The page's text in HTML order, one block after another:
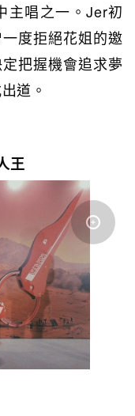
主唱之一。Jer初
度拒絕花姐的邀
把握機會追求夢
道。
王